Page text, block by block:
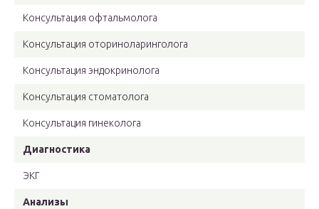
Консультация офтальмолога
Консультация оториноларинголога
Консультация эндокринолога
Консультация стоматолога
Консультация гинеколога
Диагностика
ЭКГ
Анализы